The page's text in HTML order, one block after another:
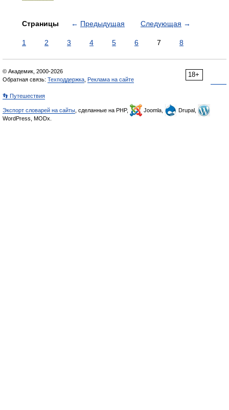
Страницы ← Предыдущая Следующая →
1 2 3 4 5 6 7 8
18+
© Академик, 2000-2026
Обратная связь: Техподдержка Реклама на сайте
👣 Путешествия
Экспорт словарей на сайты , сделанные на PHP, Joomla,
Drupal,
WordPress, MODx.